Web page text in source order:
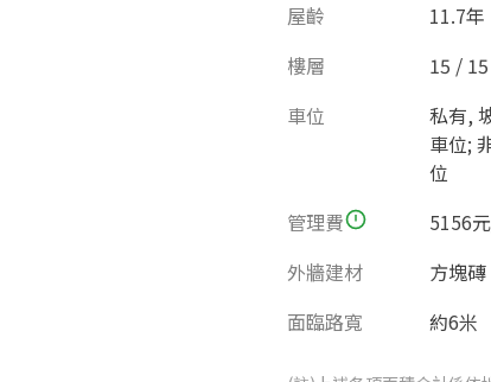
屋齡 11.7年
樓層
15 / 15
車位
私有,
車位;
位
管理費 5156
外牆建材
方塊磚
面臨路寬
約6米